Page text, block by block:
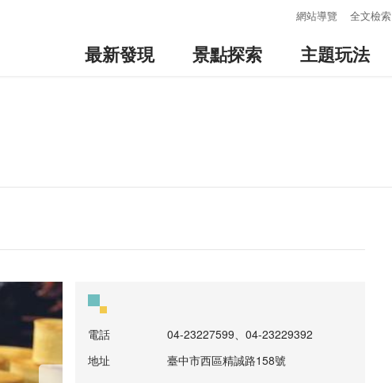
網站導覽 全文檢索
最新發現 景點探索 主題玩法
電話
04-23227599、04-23229392
地址
臺中市西區精誠路158號